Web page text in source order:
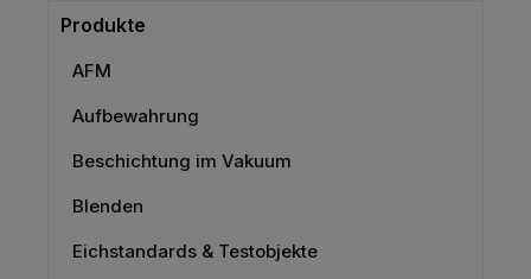
Produkte
AFM
Aufbewahrung
Beschichtung im Vakuum
Blenden
Eichstandards & Testobjekte